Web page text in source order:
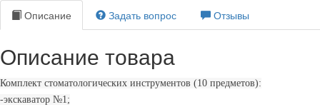
Описание
Задать вопрос Отзывы
Описание товара
Комплект стоматологических инструментов (10 предметов):
-экскаватор №1;